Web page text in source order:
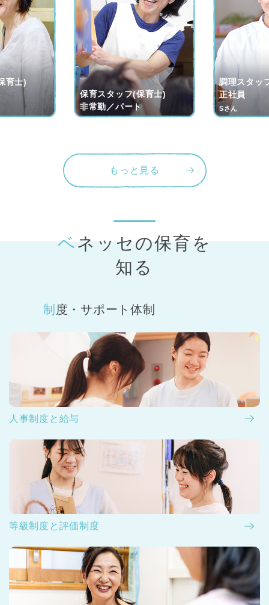
育士)
保育スタッフ(保育士)
非常勤／パート
調理スタッ
正社員
Sさん
もっと見る
ベネッセの保育を
知る
制度・サポート体制
人事制度と給与
等級制度と評価制度